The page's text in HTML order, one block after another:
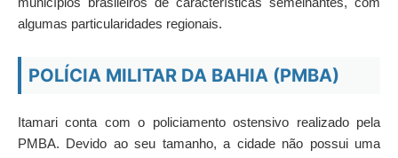
algumas particularidades regionais.
POLÍCIA MILITAR DA BAHIA (PMBA)
Itamari conta com o policiamento ostensivo realizado pela
PMBA. Devido ao seu tamanho, a cidade não possui uma